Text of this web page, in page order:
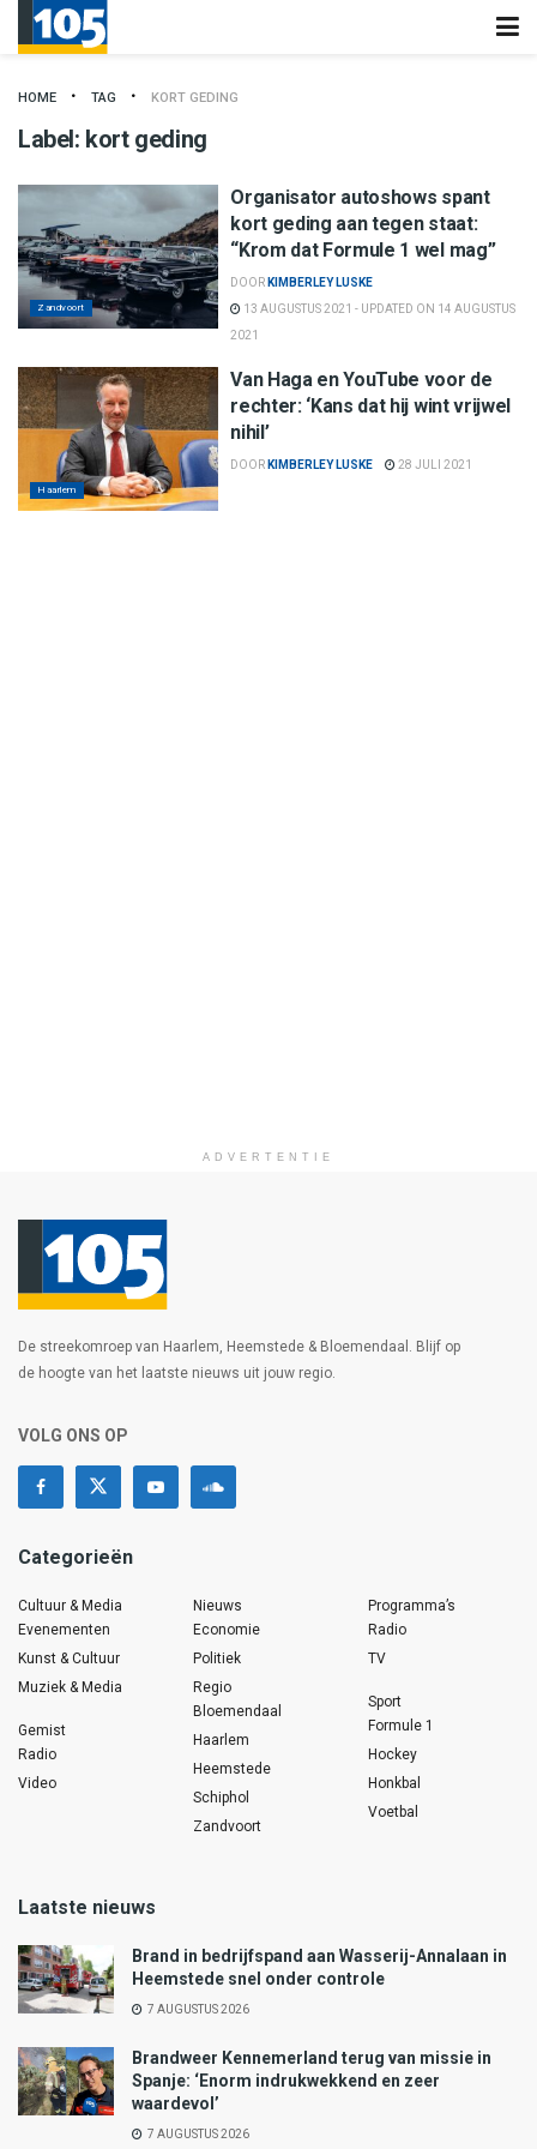
HOME TAG KORT GEDING
Label: kort geding
Zandvoort
Organisator autoshows spant
kort geding aan tegen staat:
“Krom dat Formule 1 wel mag”
DOOR KIMBERLEY LUSKE
13 AUGUSTUS 2021 - UPDATED ON 14 AUGUSTUS
2021
Haarlem
Van Haga en YouTube voor de
rechter: ‘Kans dat hij wint vrijwel
nihil’
DOOR KIMBERLEY LUSKE 28 JULI 2021
ADVERTENTIE
De streekomroep van Haarlem, Heemstede & Bloemendaal. Blijf op
de hoogte van het laatste nieuws uit jouw regio.
VOLG ONS OP
Categorieën
Cultuur & Media
Evenementen
Kunst & Cultuur
Muziek & Media
Gemist
Radio
Video
Nieuws
Economie
Politiek
Regio
Bloemendaal
Haarlem
Heemstede
Schiphol
Zandvoort
Programma’s
Radio
TV
Sport
Formule 1
Hockey
Honkbal
Voetbal
Laatste nieuws
Brand in bedrijfspand aan Wasserij-Annalaan in
Heemstede snel onder controle
7 AUGUSTUS 2026
Brandweer Kennemerland terug van missie in
Spanje: ‘Enorm indrukwekkend en zeer
waardevol’
7 AUGUSTUS 2026